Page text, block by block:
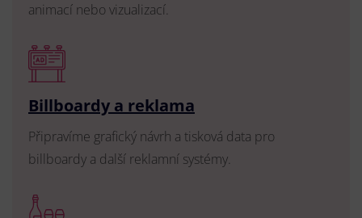
animací nebo vizualizací.
Billboardy a reklama
Připravíme grafický návrh a tisková data pro
billboardy a další reklamní systémy.